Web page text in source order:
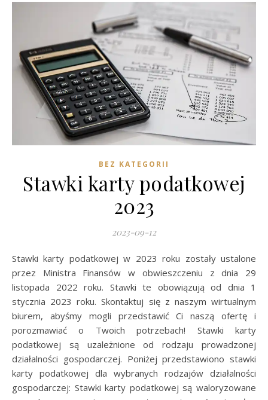
BEZ KATEGORII
Stawki karty podatkowej
2023
2023-09-12
Stawki karty podatkowej w 2023 roku zostały ustalone
przez Ministra Finansów w obwieszczeniu z dnia 29
listopada 2022 roku. Stawki te obowiązują od dnia 1
stycznia 2023 roku. Skontaktuj się z naszym wirtualnym
biurem, abyśmy mogli przedstawić Ci naszą ofertę i
porozmawiać o Twoich potrzebach! Stawki karty
podatkowej są uzależnione od rodzaju prowadzonej
działalności gospodarczej. Poniżej przedstawiono stawki
karty podatkowej dla wybranych rodzajów działalności
gospodarczej: Stawki karty podatkowej są waloryzowane